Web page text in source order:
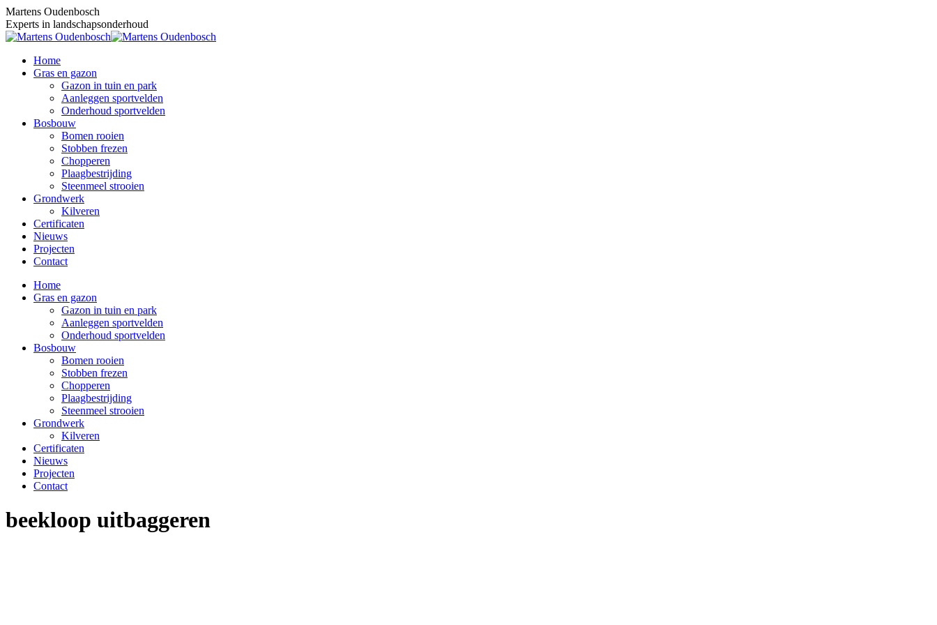
Skip
to
content
Martens Oudenbosch
Experts in landschapsonderhoud
Home
Gras en gazon
Gazon in tuin en park
Aanleggen sportvelden
Onderhoud sportvelden
Bosbouw
Bomen rooien
Stobben frezen
Chopperen
Plaagbestrijding
Steenmeel strooien
Grondwerk
Kilveren
Certificaten
Nieuws
Projecten
Contact
Home
Gras en gazon
Gazon in tuin en park
Aanleggen sportvelden
Onderhoud sportvelden
Bosbouw
Bomen rooien
Stobben frezen
Chopperen
Plaagbestrijding
Steenmeel strooien
Grondwerk
Kilveren
Certificaten
Nieuws
Projecten
Contact
beekloop uitbaggeren